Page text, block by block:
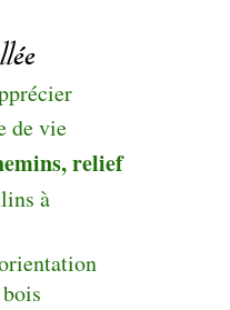
de vie
relief
à